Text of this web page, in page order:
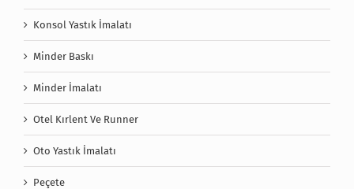
Konsol Yastık İmalatı
Minder Baskı
Minder İmalatı
Otel Kırlent Ve Runner
Oto Yastık İmalatı
Peçete